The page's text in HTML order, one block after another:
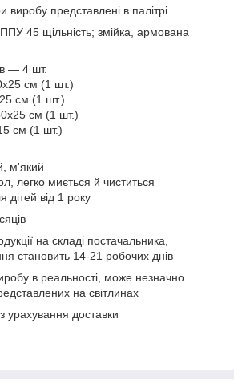
виробу представлені в палітрі
45 щільність; змійка, армована
— 4 шт.
см (1 шт.)
см (1 шт.)
см (1 шт.)
см (1 шт.)
м'який
легко миється й чиститься
дітей від 1 року
на складі постачальника,
становить 14-21 робочих днів
в реальності, може незначно
на світлинах
урахування доставки